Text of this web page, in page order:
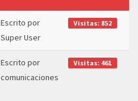
Escrito por
Super User
Visitas: 852
Escrito por
comunicaciones
Visitas: 461